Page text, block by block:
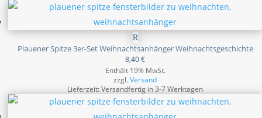
Plauener Spitze 3er-Set Weihnachtsanhänger Weihnachtsgeschichte
8,40€
Enthält 19% MwSt.
zzgl.Versand
Lieferzeit: Versandfertig in 3-7 Werktagen